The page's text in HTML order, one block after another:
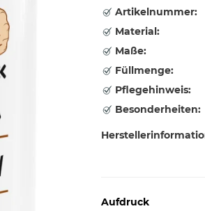
Artikelnummer:
Material:
Maße:
Füllmenge:
Pflegehinweis:
Besonderheiten:
Aufdruck